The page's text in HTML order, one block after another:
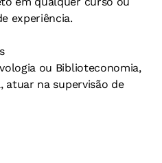
experiência.
ou Biblioteconomia,
atuar na supervisão de